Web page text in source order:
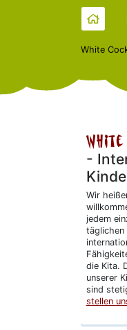
White
White
-
Wir
jedem
täglichen
die Kita.
unserer
sind
stellen